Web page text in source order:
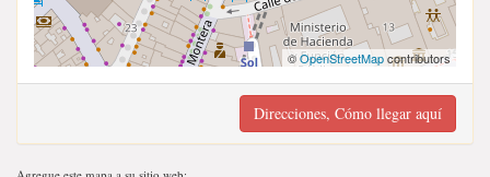
©OpenStreetMapcontributors
Direcciones, Cómo llegar aquí